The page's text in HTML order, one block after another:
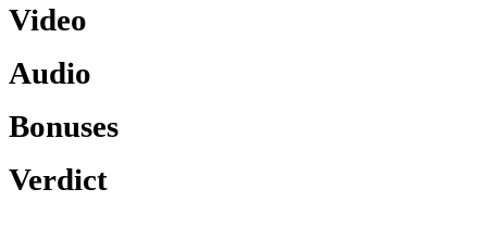
Video
Audio
Bonuses
Verdict